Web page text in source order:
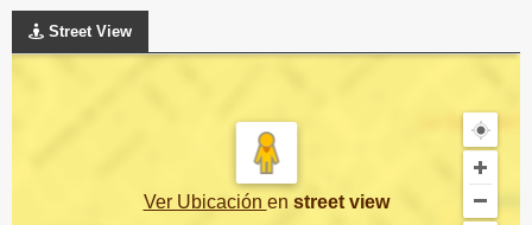
Street View
Ver Ubicación en street view